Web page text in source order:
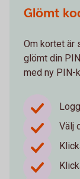
Glömt
Om kortet är
glömt din
med ny PIN-
Välj